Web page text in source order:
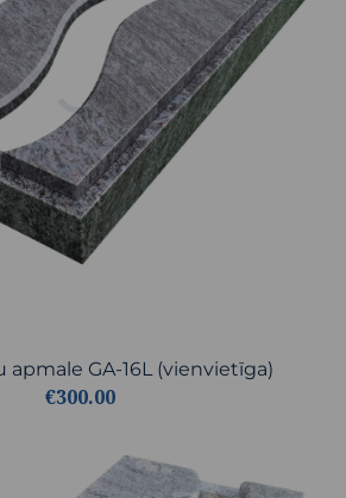
apmale GA-16L (vienvietīga)
€300.00